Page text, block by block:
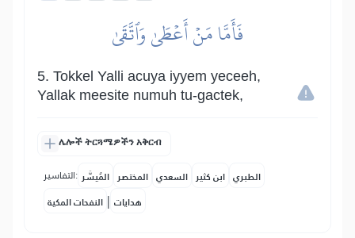
فَأَمَّا مَنۡ أَعۡطَىٰ وَٱتَّقَىٰ
5. Tokkel Yalli acuya iyyem yeceeh,
Yallak meesite numuh tu-gactek,
ሌሎች ትርጓሜዎችን አቅርብ
التفاسير: المُيسَّر المختصر السعدي ابن كثير الطبري
النفحات المكية | هدايات